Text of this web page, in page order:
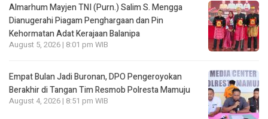
Almarhum Mayjen TNI (Purn.) Salim S. Mengga
Dianugerahi Piagam Penghargaan dan Pin
Kehormatan Adat Kerajaan Balanipa
August 5, 2026 | 8:01 pm WIB
Empat Bulan Jadi Buronan, DPO Pengeroyokan
Berakhir di Tangan Tim Resmob Polresta Mamuju
August 4, 2026 | 8:51 pm WIB